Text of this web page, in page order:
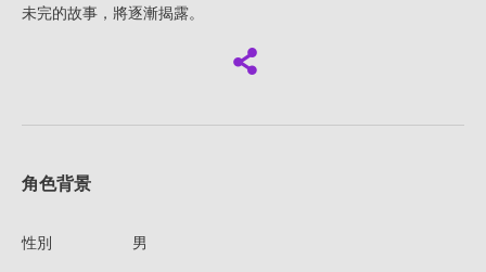
未完的故事，將逐漸揭露。
角色背景
性別 男